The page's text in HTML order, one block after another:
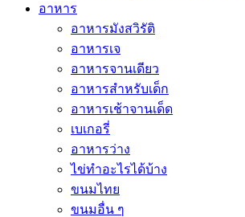
อาหาร
อาหารมังสวิรัติ
อาหารเจ
อาหารจานเดียว
อาหารสำหรับเด็ก
อาหารเช้าจานเด็ด
เบเกอรี่
อาหารว่าง
ไข่ทำอะไรได้บ้าง
ขนมไทย
ขนมอื่น ๆ